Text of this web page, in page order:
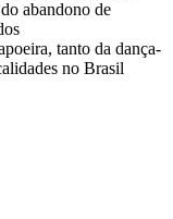
abandono de
tanto da dança-
no Brasil